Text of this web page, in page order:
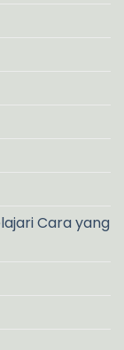
Cara yang